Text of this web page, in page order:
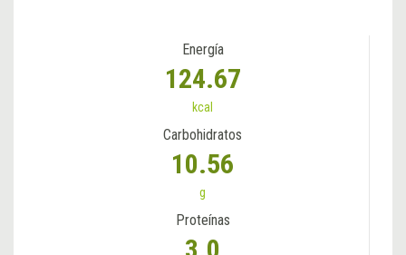
Energía
124.67
kcal
Carbohidratos
10.56
g
Proteínas